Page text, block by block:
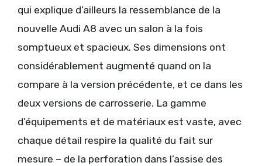
qui explique d’ailleurs la ressemblance de la
nouvelle Audi A8 avec un salon à la fois
somptueux et spacieux. Ses dimensions ont
considérablement augmenté quand on la
compare à la version précédente, et ce dans les
deux versions de carrosserie. La gamme
d’équipements et de matériaux est vaste, avec
chaque détail respire la qualité du fait sur
mesure – de la perforation dans l’assise des